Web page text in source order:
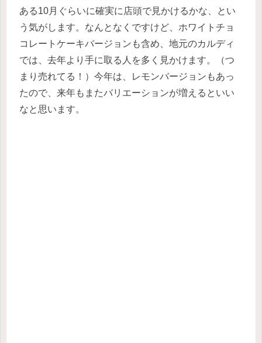
ある10月ぐらいに確実に店頭で見かけるかな、とい
う気がします。 なんとなくですけど、ホワイトチョ
コレートケーキバージョンも含め、 地元のカルディ
では、去年より手に取る人を多く見かけます。（つ
まり売れてる！） 今年は、レモンバージョンもあっ
たので、来年もまたバリエーションが増えるといい
なと思います。